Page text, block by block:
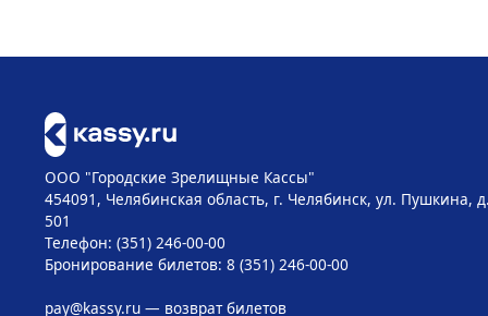
ООО "Городские Зрелищные Кассы"
454091, Челябинская область, г. Челябинск, ул. Пушкина,
501
Телефон: (351) 246-00-00
Бронирование билетов: 8 (351) 246-00-00
pay@kassy.ru— возврат билетов